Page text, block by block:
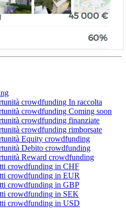
crowdfunding In raccolta
crowdfunding Coming soon
crowdfunding finanziate
crowdfunding rimborsate
Equity crowdfunding
Debito crowdfunding
Reward crowdfunding
crowdfunding in CHF
crowdfunding in EUR
crowdfunding in GBP
crowdfunding in SEK
crowdfunding in USD